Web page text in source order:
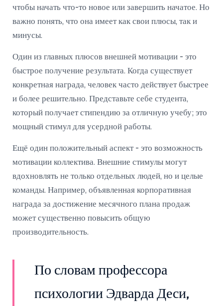
чтобы начать что-то новое или завершить начатое. Но
важно понять, что она имеет как свои плюсы, так и
минусы.
Один из главных плюсов внешней мотивации - это
быстрое получение результата. Когда существует
конкретная награда, человек часто действует быстрее
и более решительно. Представьте себе студента,
который получает стипендию за отличную учебу; это
мощный стимул для усердной работы.
Ещё один положительный аспект - это возможность
мотивации коллектива. Внешние стимулы могут
вдохновлять не только отдельных людей, но и целые
команды. Например, объявленная корпоративная
награда за достижение месячного плана продаж
может существенно повысить общую
производительность.
По словам профессора
психологии Эдварда Деси,